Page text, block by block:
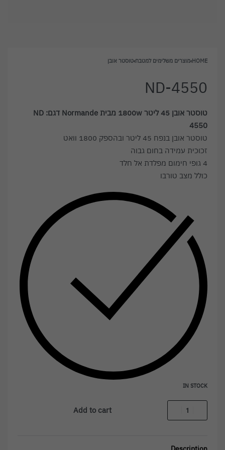
HOME
›מוצרים משלימים למטבח›טוסטר אובן
ND-4550
טוסטר אובן 45 ליטר 1800w מבית Normande דגם: ND
4550
טוסטר אובן בנפח 45 ליטר ובהספק 1800 וואט
זכוכית עמידה בחום גבוה
4 גופי חימום מפלדת אל חלד
כולל מצב טורבו
IN STOCK
Add to cart